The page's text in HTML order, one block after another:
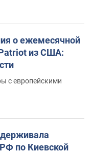
о ежемесячной
из США:
с европейскими
РФ по Киевской